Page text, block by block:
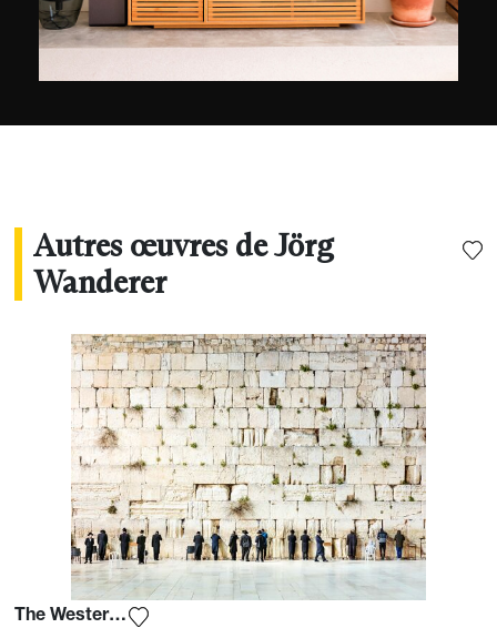
pose longue en s’intéressant à richesse
chromatique des villes une fois la nuit tombée.
Autres œuvres de Jörg
Wanderer
The Western Wall I